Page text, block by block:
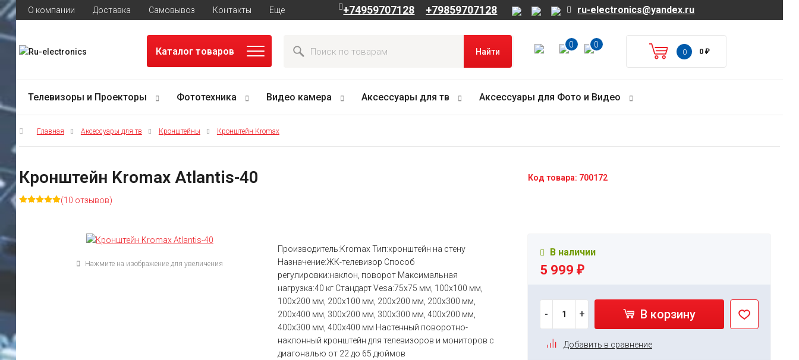
О компании Доставка Самовывоз Контакты Еще +74959707128 +79859707128 ru-electronics@yandex.ru
Каталог товаров Найти
0 0
0 0₽
Телевизоры и Проекторы Фототехника Видео камера Аксессуары для тв Аксессуары для Фото и Видео
Главная Аксессуары для тв Кронштейны Кронштейн Kromax
Кронштейн Kromax Atlantis-40 Код товара: 700172
(10 отзывов)
Нажмите на изображение для увеличения
Производитель:Kromax Тип:кронштейн на стену
Назначение:ЖК-телевизор Способ
регулировки:наклон, поворот Максимальная
нагрузка:40 кг Стандарт Vesa:75x75 мм, 100x100 мм,
100x200 мм, 200x100 мм, 200x200 мм, 200x300 мм,
200x400 мм, 300x200 мм, 300x300 мм, 400x200 мм,
400x300 мм, 400x400 мм Настенный поворотно-
наклонный кронштейн для телевизоров и мониторов с
диагональю от 22 до 65 дюймов
В наличии
5 999 ₽
- + В корзину
Добавить в сравнение